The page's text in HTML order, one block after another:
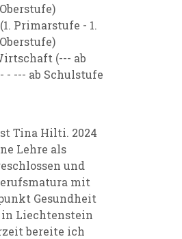
Primarstufe - 1.
(--- ab
- --- ab Schulstufe
Tina Hilti. 2024
Lehre als
und
mit
Gesundheit
in Liechtenstein
bereite ich